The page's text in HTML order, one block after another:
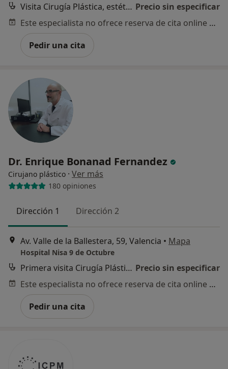
Visita Cirugía Plástica, estética y Reparadora Precio sin especificar
Este especialista no ofrece reserva de cita online en esta dirección.
Pedir una cita
Dr. Enrique Bonanad Fernandez
Cirujano plástico · Ver más
180 opiniones
Dirección 1 Dirección 2
Av. Valle de la Ballestera, 59, Valencia • Mapa
Hospital Nisa 9 de Octubre
Primera visita Cirugía Plástica, Estética y Reparadora Precio sin especificar
Este especialista no ofrece reserva de cita online en esta dirección.
Pedir una cita